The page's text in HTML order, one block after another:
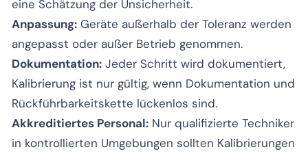
eine Schätzung der Unsicherheit.
Anpassung: Geräte außerhalb der Toleranz werden
angepasst oder außer Betrieb genommen.
Dokumentation: Jeder Schritt wird dokumentiert,
Kalibrierung ist nur gültig, wenn Dokumentation und
Rückführbarkeitskette lückenlos sind.
Akkreditiertes Personal: Nur qualifizierte Techniker
in kontrollierten Umgebungen sollten Kalibrierungen